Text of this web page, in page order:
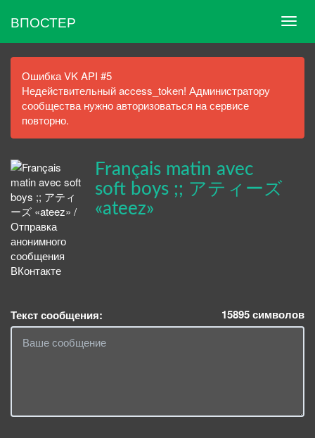
ВПОСТЕР
Ошибка VK API #5
Недействительный access_token! Администратору
сообщества нужно авторизоваться на сервисе
повторно.
Français matin avec
soft boys ;; アティーズ
«ateez»
Текст сообщения: 15895символов